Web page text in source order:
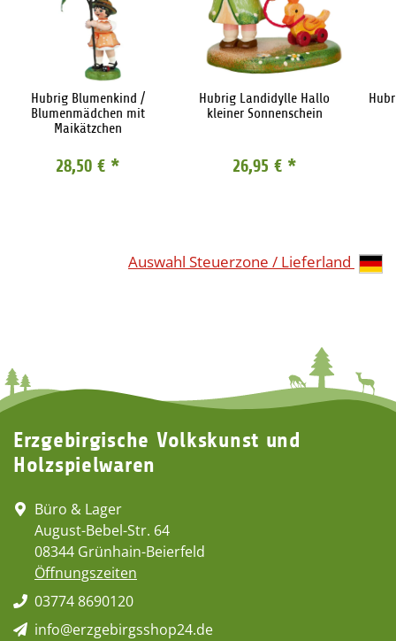
Hubrig Blumenkind /
Blumenmädchen mit
Maikätzchen
28,50 € *
Hubrig Landidylle Hallo
kleiner Sonnenschein
26,95 € *
Auswahl Steuerzone / Lieferland
Erzgebirgische Volkskunst und
Holzspielwaren
Büro & Lager
August-Bebel-Str. 64
08344 Grünhain-Beierfeld
Öffnungszeiten
03774 8690120
info@erzgebirgsshop24.de